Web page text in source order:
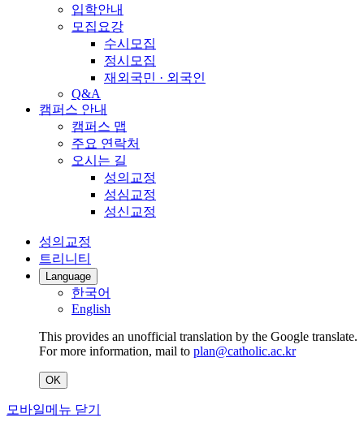
입학안내
모집요강
수시모집
정시모집
재외국민 · 외국인
Q&A
캠퍼스 안내
캠퍼스 맵
주요 연락처
오시는 길
성의교정
성심교정
성신교정
성의교정
트리니티
Language
한국어
English
This provides an unofficial translation by the Google translate.
For more information, mail to plan@catholic.ac.kr
OK
모바일메뉴 닫기